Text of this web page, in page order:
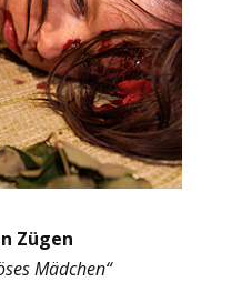
Zügen
Mädchen“